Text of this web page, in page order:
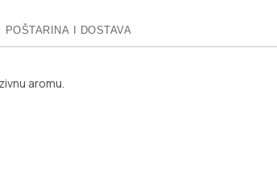
POŠTARINA I DOSTAVA
aromu.